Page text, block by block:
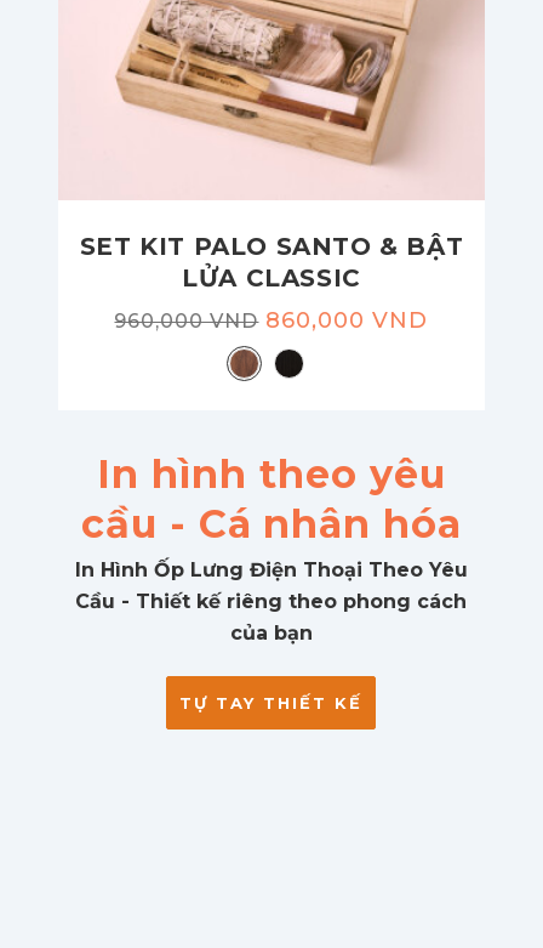
SET KIT PALO SANTO & BẬT
LỬA CLASSIC
960,000 VND 860,000 VND
In hình theo yêu
cầu - Cá nhân hóa
In Hình Ốp Lưng Điện Thoại Theo Yêu
Cầu - Thiết kế riêng theo phong cách
của bạn
TỰ TAY THIẾT KẾ